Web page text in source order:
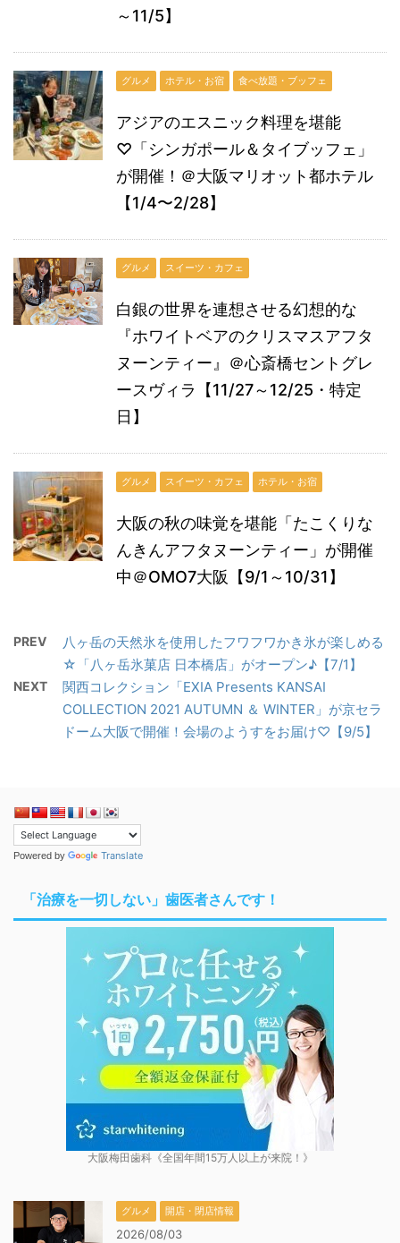
～11/5】
グルメ ホテル・お宿 食べ放題・ブッフェ
アジアのエスニック料理を堪能
♡「シンガポール＆タイブッフェ」
が開催！＠大阪マリオット都ホテル
【1/4〜2/28】
グルメ スイーツ・カフェ
白銀の世界を連想させる幻想的な
『ホワイトベアのクリスマスアフタ
ヌーンティー』＠心斎橋セントグレ
ースヴィラ【11/27～12/25・特定
日】
グルメ スイーツ・カフェ ホテル・お宿
大阪の秋の味覚を堪能「たこくりな
んきんアフタヌーンティー」が開催
中＠OMO7大阪【9/1～10/31】
PREV
八ヶ岳の天然氷を使用したフワフワかき氷が楽しめる
☆「八ヶ岳氷菓店 日本橋店」がオープン♪【7/1】
NEXT
関西コレクション「EXIA Presents KANSAI
COLLECTION 2021 AUTUMN ＆ WINTER」が京セラ
ドーム大阪で開催！会場のようすをお届け♡【9/5】
Powered by Translate
「治療を一切しない」歯医者さんです！
大阪梅田歯科《全国年間15万人以上が来院！》
グルメ 開店・閉店情報
2026/08/03